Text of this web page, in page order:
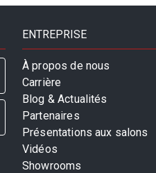
ENTREPRISE
À propos de nous
Carrière
Blog & Actualités
Partenaires
Présentations aux salons
Vidéos
Showrooms